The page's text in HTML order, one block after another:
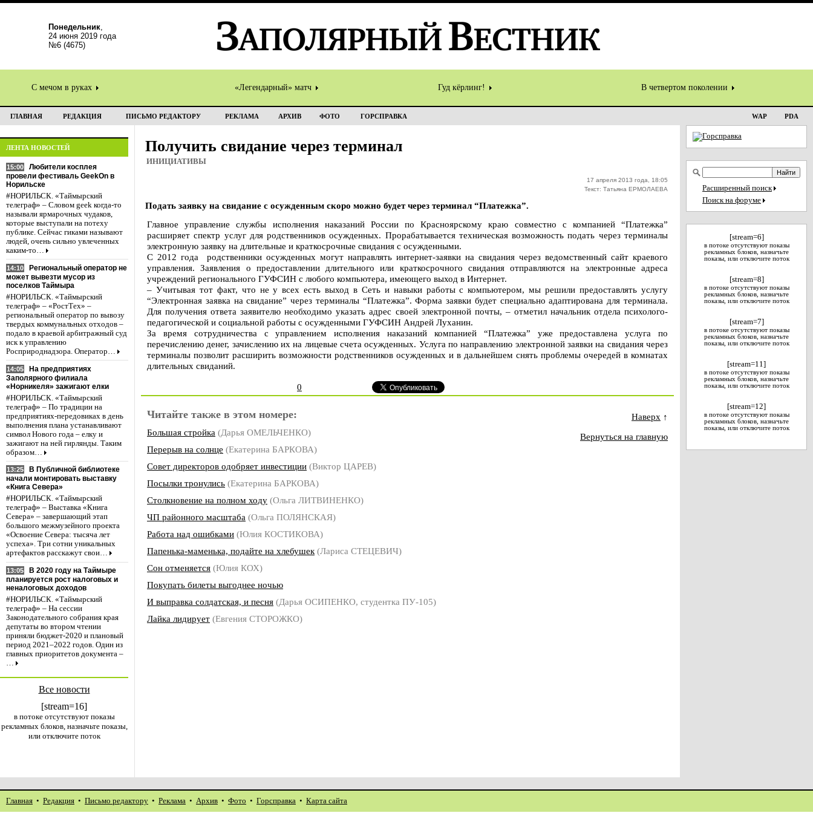
Понедельник,
24 июня 2019 года
№6 (4675)
С мечом в руках «Легендарный» матч Гуд кёрлинг! В четвертом поколении
ГЛАВНАЯ РЕДАКЦИЯ ПИСЬМО РЕДАКТОРУ РЕКЛАМА АРХИВ ФОТО ГОРСПРАВКА WAP PDA
ЛЕНТА НОВОСТЕЙ
15:00
Любители косплея
провели фестиваль GeekOn в
Норильске
#НОРИЛЬСК. «Таймырский
телеграф» – Словом geek когда-то
называли ярмарочных чудаков,
которые выступали на потеху
публике. Сейчас гиками называют
людей, очень сильно увлеченных
каким-то…
14:10
Региональный оператор не
может вывезти мусор из
поселков Таймыра
#НОРИЛЬСК. «Таймырский
телеграф» – «РостТех» –
региональный оператор по вывозу
твердых коммунальных отходов –
подало в краевой арбитражный суд
иск к управлению
Росприроднадзора. Оператор…
14:05
На предприятиях
Заполярного филиала
«Норникеля» зажигают елки
#НОРИЛЬСК. «Таймырский
телеграф» – По традиции на
предприятиях-передовиках в день
выполнения плана устанавливают
символ Нового года – елку и
зажигают на ней гирлянды. Таким
образом…
13:25
В Публичной библиотеке
начали монтировать выставку
«Книга Севера»
#НОРИЛЬСК. «Таймырский
телеграф» – Выставка «Книга
Севера» – завершающий этап
большого межмузейного проекта
«Освоение Севера: тысяча лет
успеха». Три сотни уникальных
артефактов расскажут свои…
13:05
В 2020 году на Таймыре
планируется рост налоговых и
неналоговых доходов
#НОРИЛЬСК. «Таймырский
телеграф» – На сессии
Законодательного собрания края
депутаты во втором чтении
приняли бюджет-2020 и плановый
период 2021–2022 годов. Один из
главных приоритетов документа –
…
Все новости
[stream=16]
в потоке отсутствуют показы
рекламных блоков, назначьте показы,
или отключите поток
Получить свидание через терминал
ИНИЦИАТИВЫ
17 апреля 2013 года, 18:05
Текст: Татьяна ЕРМОЛАЕВА
Подать заявку на свидание с осужденным скоро можно будет через терминал “Платежка”.
Главное управление службы исполнения наказаний России по Красноярскому краю совместно с компанией “Платежка”
расширяет спектр услуг для родственников осужденных. Прорабатывается техническая возможность подать через терминалы
электронную заявку на длительные и краткосрочные свидания с осужденными.
С 2012 года родственники осужденных могут направлять интернет-заявки на свидания через ведомственный сайт краевого
управления. Заявления о предоставлении длительного или краткосрочного свидания отправляются на электронные адреса
учреждений регионального ГУФСИН с любого компьютера, имеющего выход в Интернет.
– Учитывая тот факт, что не у всех есть выход в Сеть и навыки работы с компьютером, мы решили предоставлять услугу
“Электронная заявка на свидание” через терминалы “Платежка”. Форма заявки будет специально адаптирована для терминала.
Для получения ответа заявителю необходимо указать адрес своей электронной почты, – отметил начальник отдела психолого-
педагогической и социальной работы с осужденными ГУФСИН Андрей Луханин.
За время сотрудничества с управлением исполнения наказаний компанией “Платежка” уже предоставлена услуга по
перечислению денег, зачислению их на лицевые счета осужденных. Услуга по направлению электронной заявки на свидания через
терминалы позволит расширить возможности родственников осужденных и в дальнейшем снять проблемы очередей в комнатах
длительных свиданий.
0
Читайте также в этом номере:
Большая стройка (Дарья ОМЕЛЬЧЕНКО)
Перерыв на солнце (Екатерина БАРКОВА)
Совет директоров одобряет инвестиции (Виктор ЦАРЕВ)
Посылки тронулись (Екатерина БАРКОВА)
Столкновение на полном ходу (Ольга ЛИТВИНЕНКО)
ЧП районного масштаба (Ольга ПОЛЯНСКАЯ)
Работа над ошибками (Юлия КОСТИКОВА)
Папенька-маменька, подайте на хлебушек (Лариса СТЕЦЕВИЧ)
Сон отменяется (Юлия КОХ)
Покупать билеты выгоднее ночью
И выправка солдатская, и песня (Дарья ОСИПЕНКО, студентка ПУ-105)
Лайка лидирует (Евгения СТОРОЖКО)
Наверх ↑
Вернуться на главную
Расширенный поиск
Поиск на форуме
[stream=6]
в потоке отсутствуют показы
рекламных блоков, назначьте
показы, или отключите поток
[stream=8]
в потоке отсутствуют показы
рекламных блоков, назначьте
показы, или отключите поток
[stream=7]
в потоке отсутствуют показы
рекламных блоков, назначьте
показы, или отключите поток
[stream=11]
в потоке отсутствуют показы
рекламных блоков, назначьте
показы, или отключите поток
[stream=12]
в потоке отсутствуют показы
рекламных блоков, назначьте
показы, или отключите поток
Главная • Редакция • Письмо редактору • Реклама • Архив • Фото • Горсправка • Карта сайта